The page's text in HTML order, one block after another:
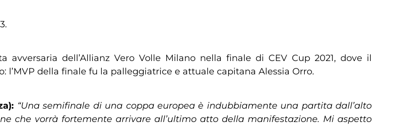
dell’Allianz Vero Volle Milano nella finale di CEV Cup 2021, dove il
l’MVP della finale fu la palleggiatrice e attuale capitana Alessia Orro.
“Una semifinale di una coppa europea è indubbiamente una partita dall’alto
che vorrà fortemente arrivare all’ultimo atto della manifestazione. Mi aspetto